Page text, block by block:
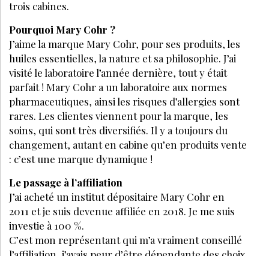
trois cabines.
Pourquoi Mary Cohr ?
J’aime la marque Mary Cohr, pour ses produits, les
huiles essentielles, la nature et sa philosophie. J’ai
visité le laboratoire l’année dernière, tout y était
parfait ! Mary Cohr a un laboratoire aux normes
pharmaceutiques, ainsi les risques d’allergies sont
rares. Les clientes viennent pour la marque, les
soins, qui sont très diversifiés. Il y a toujours du
changement, autant en cabine qu’en produits vente
: c’est une marque dynamique !
Le passage à l’affiliation
J’ai acheté un institut dépositaire Mary Cohr en
2011 et je suis devenue affiliée en 2018. Je me suis
investie à 100 %.
C’est mon représentant qui m’a vraiment conseillé